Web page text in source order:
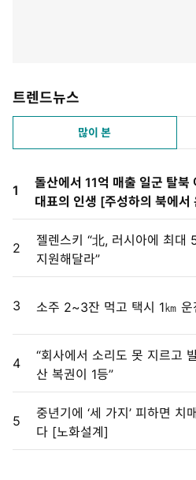
트렌드뉴스
많이 본
1
돌산에서 11억 매출 일군 탈
대표의 인생 [주성하의 북에서
2
젤렌스키 “北, 러시아에 최
지원해달라”
3 소주 2~3잔 먹고 택시 1㎞ 운
4
“회사에서 소리도 못 지르고
산 복권이 1등”
5
중년기에 ‘세 가지’ 피하면
다 [노화설계]